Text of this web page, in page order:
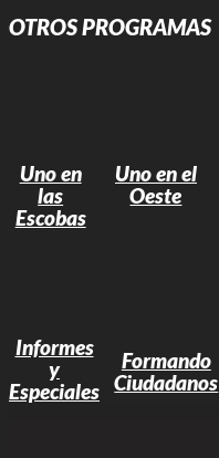
OTROS PROGRAMAS
Uno en
las
Escobas
Uno en el
Oeste
Informes
y
Especiales
Formando
Ciudadanos